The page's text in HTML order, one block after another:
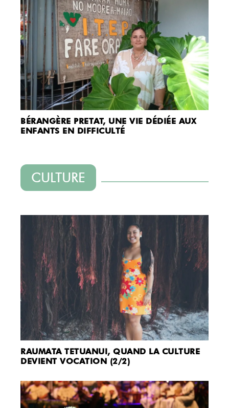
BÉRANGÈRE PRETAT, UNE VIE DÉDIÉE AUX
ENFANTS EN DIFFICULTÉ
CULTURE
RAUMATA TETUANUI, QUAND LA CULTURE
DEVIENT VOCATION (2/2)